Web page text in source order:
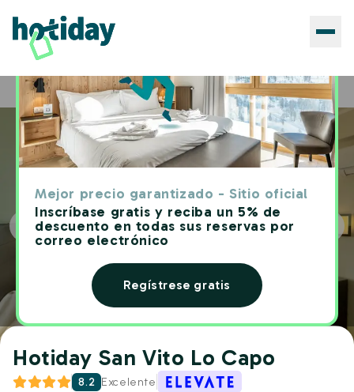
Mejor precio garantizado - Sitio oficial
Inscríbase gratis y reciba un 5% de
descuento en todas sus reservas por
correo electrónico
Regístrese gratis
Home Hoteles Hotiday San Vito Lo Capo
Hotiday San Vito Lo Capo
8.2 Excelente